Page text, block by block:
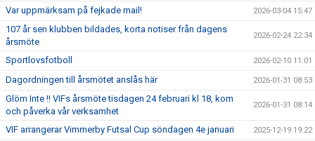
Var uppmärksam på fejkade mail! 2026-03-04 15:47
107 år sen klubben bildades, korta notiser från dagens
årsmöte
2026-02-24 22:34
Sportlovsfotboll 2026-02-10 11:01
Dagordningen till årsmötet anslås här 2026-01-31 08:53
Glöm Inte !! VIFs årsmöte tisdagen 24 februari kl 18, kom
och påverka vår verksamhet
2026-01-31 08:14
VIF arrangerar Vimmerby Futsal Cup söndagen 4e januari 2025-12-19 19:22